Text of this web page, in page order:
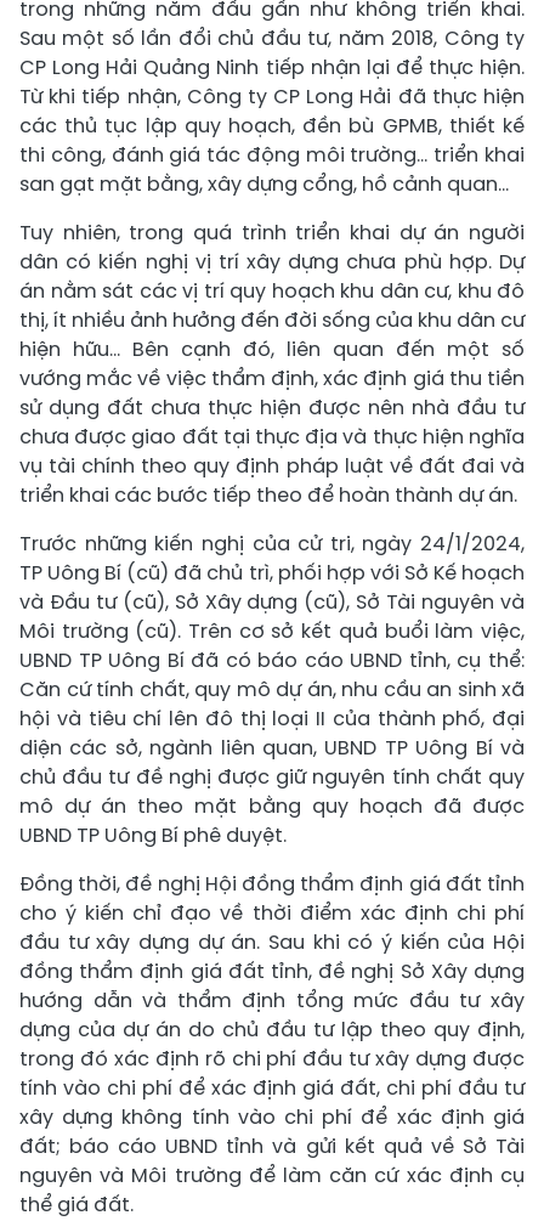
trong những năm đầu gần như không triển khai.
Sau một số lần đổi chủ đầu tư, năm 2018, Công ty
CP Long Hải Quảng Ninh tiếp nhận lại để thực hiện.
Từ khi tiếp nhận, Công ty CP Long Hải đã thực hiện
các thủ tục lập quy hoạch, đền bù GPMB, thiết kế
thi công, đánh giá tác động môi trường… triển khai
san gạt mặt bằng, xây dựng cổng, hồ cảnh quan…
Tuy nhiên, trong quá trình triển khai dự án người
dân có kiến nghị vị trí xây dựng chưa phù hợp. Dự
án nằm sát các vị trí quy hoạch khu dân cư, khu đô
thị, ít nhiều ảnh hưởng đến đời sống của khu dân cư
hiện hữu… Bên cạnh đó, liên quan đến một số
vướng mắc về việc thẩm định, xác định giá thu tiền
sử dụng đất chưa thực hiện được nên nhà đầu tư
chưa được giao đất tại thực địa và thực hiện nghĩa
vụ tài chính theo quy định pháp luật về đất đai và
triển khai các bước tiếp theo để hoàn thành dự án.
Trước những kiến nghị của cử tri, ngày 24/1/2024,
TP Uông Bí (cũ) đã chủ trì, phối hợp với Sở Kế hoạch
và Đầu tư (cũ), Sở Xây dựng (cũ), Sở Tài nguyên và
Môi trường (cũ). Trên cơ sở kết quả buổi làm việc,
UBND TP Uông Bí đã có báo cáo UBND tỉnh, cụ thể:
Căn cứ tính chất, quy mô dự án, nhu cầu an sinh xã
hội và tiêu chí lên đô thị loại II của thành phố, đại
diện các sở, ngành liên quan, UBND TP Uông Bí và
chủ đầu tư đề nghị được giữ nguyên tính chất quy
mô dự án theo mặt bằng quy hoạch đã được
UBND TP Uông Bí phê duyệt.
Đồng thời, đề nghị Hội đồng thẩm định giá đất tỉnh
cho ý kiến chỉ đạo về thời điểm xác định chi phí
đầu tư xây dựng dự án. Sau khi có ý kiến của Hội
đồng thẩm định giá đất tỉnh, đề nghị Sở Xây dựng
hướng dẫn và thẩm định tổng mức đầu tư xây
dựng của dự án do chủ đầu tư lập theo quy định,
trong đó xác định rõ chi phí đầu tư xây dựng được
tính vào chi phí để xác định giá đất, chi phí đầu tư
xây dựng không tính vào chi phí để xác định giá
đất; báo cáo UBND tỉnh và gửi kết quả về Sở Tài
nguyên và Môi trường để làm căn cứ xác định cụ
thể giá đất.